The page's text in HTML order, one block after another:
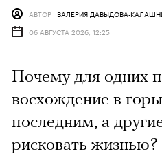
АВТОР ВАЛЕРИЯ ДАВЫДОВА-
06 АВГУСТА 2026, 12:25
Почему для одних
восхождение в
последним, а
рисковать